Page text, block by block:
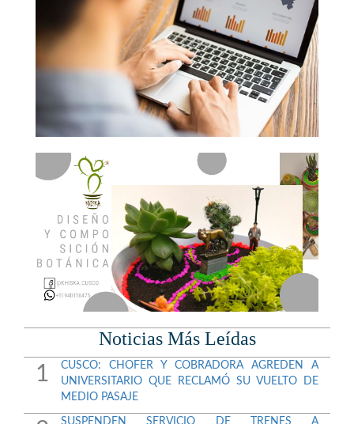
Noticias Más Leídas
1
CUSCO: CHOFER Y COBRADORA AGREDEN A
UNIVERSITARIO QUE RECLAMÓ SU VUELTO DE
MEDIO PASAJE
SUSPENDEN SERVICIO DE TRENES A